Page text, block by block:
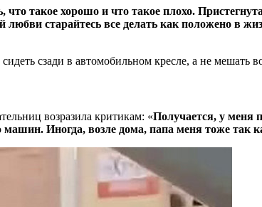
такое хорошо и что такое плохо.
старайтесь все делать как положено в
сзади в автомобильном кресле, а не мешать
возразила критикам: «Получается, у меня
машин. Иногда, возле дома, папа меня тоже так